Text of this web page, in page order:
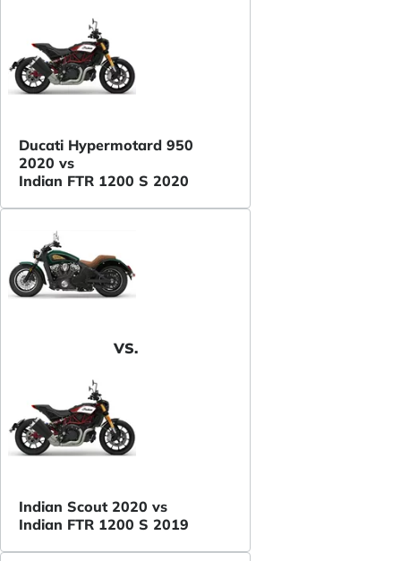
Ducati Hypermotard 950
2020 vs
Indian FTR 1200 S 2020
VS.
Indian Scout 2020 vs
Indian FTR 1200 S 2019